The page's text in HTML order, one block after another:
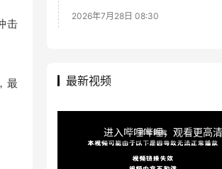
击
最
2026年7月28日 08:30
最新视频